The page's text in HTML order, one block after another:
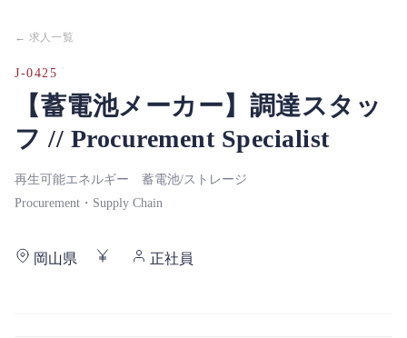
← 求人一覧
J-0425
【蓄電池メーカー】調達スタッ
フ // Procurement Specialist
再生可能エネルギー 蓄電池/ストレージ
Procurement・Supply Chain
岡山県 正社員